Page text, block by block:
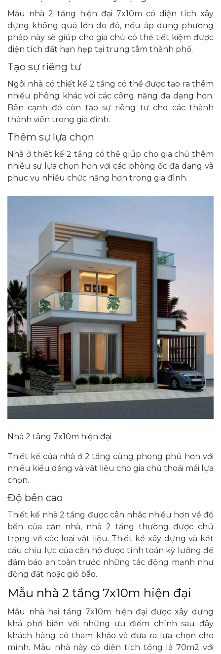
Mẫu nhà 2 tầng hiện đại 7x10m có diện tích xây
dựng không quá lớn do đó, nếu áp dụng phương
pháp này sẽ giúp cho gia chủ có thể tiết kiệm được
diện tích đất hạn hẹp tại trung tâm thành phố.
Tạo sự riêng tư
Ngôi nhà có thiết kế 2 tầng có thể được tạo ra thêm
nhiều phông khác với các công năng đa dạng hơn.
Bên cạnh đó còn tạo sự riêng tư cho các thành
thành viên trong gia đình.
Thêm sự lựa chọn
Nhà ở thiết kế 2 tầng có thể giúp cho gia chủ thêm
nhiều sự lựa chọn hơn với các phòng ốc đa dạng và
phục vụ nhiều chức năng hơn trong gia đình.
Nhà 2 tâng 7x10m hiện đại
Thiết kế của nhà ở 2 tầng cũng phong phú hơn với
nhiều kiểu dáng và vật liệu cho gia chủ thoải mái lựa
chọn.
Độ bền cao
Thiết kế nhà 2 tầng được cân nhắc nhiều hơn về độ
bền của căn nhà, nhà 2 tầng thường được chú
trọng về các loại vật liệu. Thiết kế xây dựng và kết
cấu chịu lực của căn hộ được tính toán kỹ lưỡng để
đảm bảo an toàn trước những tác động mạnh như
động đất hoặc gió bão.
Mẫu nhà 2 tầng 7x10m hiện đại
Mẫu nhà hai tầng 7x10m hiện đại được xây dựng
khá phổ biến với những ưu điểm chính sau đây
khách hàng có tham khảo và đưa ra lựa chọn cho
mình. Mẫu nhà này có diện tích tổng là 70m2 với